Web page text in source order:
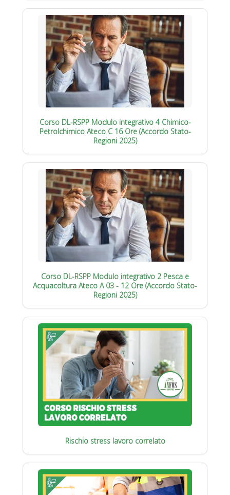
Corso DL-RSPP Modulo integrativo 4 Chimico-
Petrolchimico Ateco C 16 Ore (Accordo Stato-
Regioni 2025)
Corso DL-RSPP Modulo integrativo 2 Pesca e
Acquacoltura Ateco A 03 - 12 Ore (Accordo Stato-
Regioni 2025)
Rischio stress lavoro correlato